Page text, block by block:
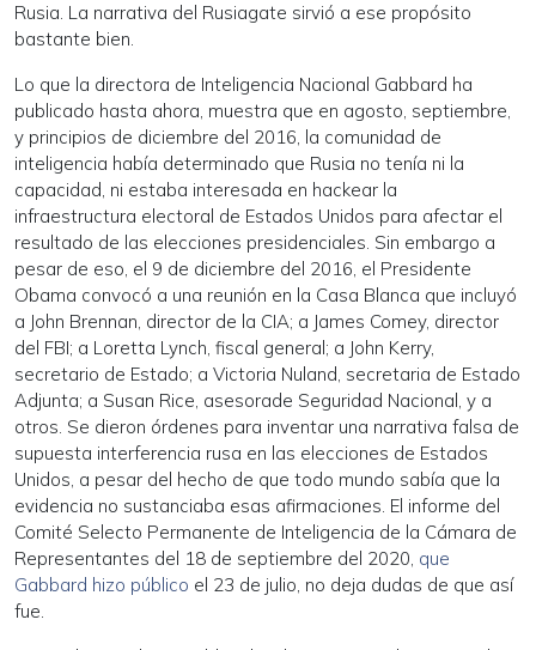
Rusia. La narrativa del Rusiagate sirvió a ese propósito
bastante bien.
Lo que la directora de Inteligencia Nacional Gabbard ha
publicado hasta ahora, muestra que en agosto, septiembre,
y principios de diciembre del 2016, la comunidad de
inteligencia había determinado que Rusia no tenía ni la
capacidad, ni estaba interesada en hackear la
infraestructura electoral de Estados Unidos para afectar el
resultado de las elecciones presidenciales. Sin embargo a
pesar de eso, el 9 de diciembre del 2016, el Presidente
Obama convocó a una reunión en la Casa Blanca que incluyó
a John Brennan, director de la CIA; a James Comey, director
del FBI; a Loretta Lynch, fiscal general; a John Kerry,
secretario de Estado; a Victoria Nuland, secretaria de Estado
Adjunta; a Susan Rice, asesorade Seguridad Nacional, y a
otros. Se dieron órdenes para inventar una narrativa falsa de
supuesta interferencia rusa en las elecciones de Estados
Unidos, a pesar del hecho de que todo mundo sabía que la
evidencia no sustanciaba esas afirmaciones. El informe del
Comité Selecto Permanente de Inteligencia de la Cámara de
Representantes del 18 de septiembre del 2020, que
Gabbard hizo público el 23 de julio, no deja dudas de que así
fue.